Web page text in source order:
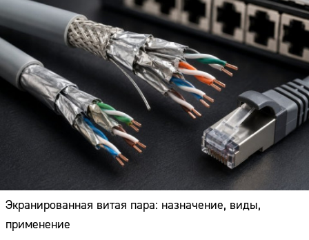
Экранированная витая пара: назначение, виды,
применение